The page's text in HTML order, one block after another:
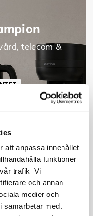
att anpassa innehållet
funktioner
trafik. Vi
och annan
medier och
samarbetar med.
telecom &